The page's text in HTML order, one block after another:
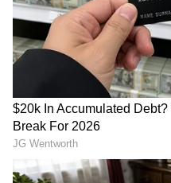
ಮಹಾರಾಷ್ಟ್ರದಲ್ಲೇ ಉಳಿದ ಚೆನ್ನಮ್ಮ,
ರಾಯಣ್ಣ ಸೇರಿ ಕರ್ನಾಟಕದ 2
ಲಕ್ಷಕ್ಕೂ ಹೆಚ್ಚು ಇತಿಹಾಸ
ದಾಖಲೆಗಳು; ವಾಪಸ್ ತರಲು
ಆಗ್ರಹ